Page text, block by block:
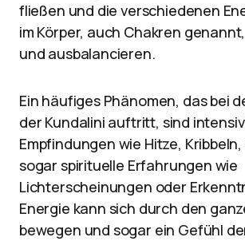
fließen und die verschiedenen
im Körper, auch Chakren
und ausbalancieren.
Ein häufiges Phänomen, das bei
der Kundalini auftritt, sind
Empfindungen wie Hitze,
sogar spirituelle Erfahrungen wie
Lichterscheinungen oder
Energie kann sich durch den
bewegen und sogar ein Gefühl